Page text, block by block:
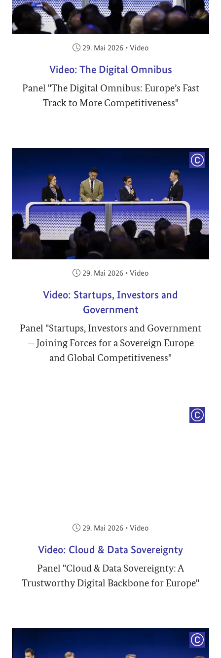
Veröffentlicht am:
29. Mai 2026 • Video
Video: The Digital Omnibus
Panel "The Digital Omnibus: Europe’s Fast
Track to More Competitiveness"
Veröffentlicht am:
29. Mai 2026 • Video
Video: Startups, Investors and
Government
Panel "Startups, Investors and Government
— Joining Forces for a Sovereign Europe
and Global Competitiveness"
Veröffentlicht am:
29. Mai 2026 • Video
Video: Cloud & Data Sovereignty
Panel "Cloud & Data Sovereignty: A
Trustworthy Digital Backbone for Europe"